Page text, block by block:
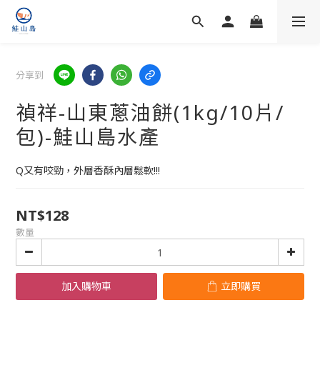
分享到
禎祥-山東蔥油餅(1kg/10片/
包)-鮭山島水產
Q又有咬勁，外層香酥內層鬆軟!!!
NT$128
數量
加入購物車 立即購買